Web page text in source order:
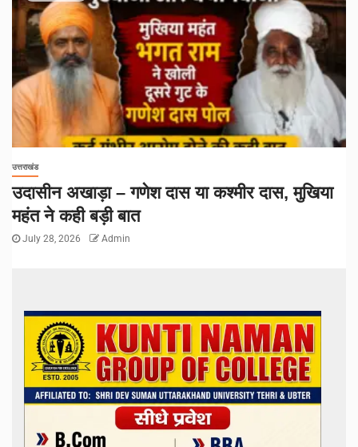
उत्तराखंड
उदासीन अखाड़ा – गणेश दास या कश्मीर दास, मुखिया
महंत ने कही बड़ी बात
July 28, 2026 Admin